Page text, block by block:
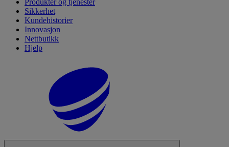
Produkter og tjenester
Sikkerhet
Kundehistorier
Innovasjon
Nettbutikk
Hjelp